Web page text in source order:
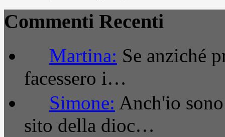
Commenti Recenti
Martina: Se anziché
facessero i…
Simone: Anch'io
sito della dioc…